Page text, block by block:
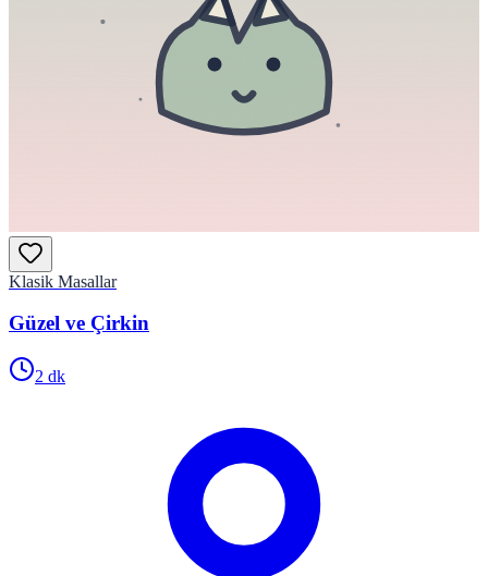
Klasik Masallar
Güzel ve Çirkin
2 dk